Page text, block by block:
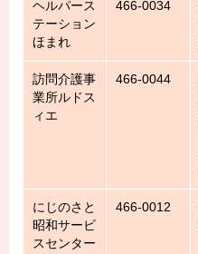
ヘルパース
テーション
ほまれ
466-0034
訪問介護事
業所ルドス
ィエ
466-0044
にじのさと
昭和サービ
スセンター
466-0012